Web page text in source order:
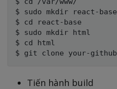
$ sudo mkdir react-base
$ cd react-base
$ sudo mkdir html
$ cd html
Tiến hành build